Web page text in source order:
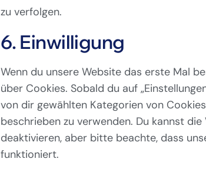
zu verfolgen.
6. Einwilligung
Wenn du unsere Website das erste Mal
über Cookies. Sobald du auf
von dir gewählten Kategorien von
beschrieben zu verwenden. Du kannst
deaktivieren, aber bitte beachte, dass
funktioniert.